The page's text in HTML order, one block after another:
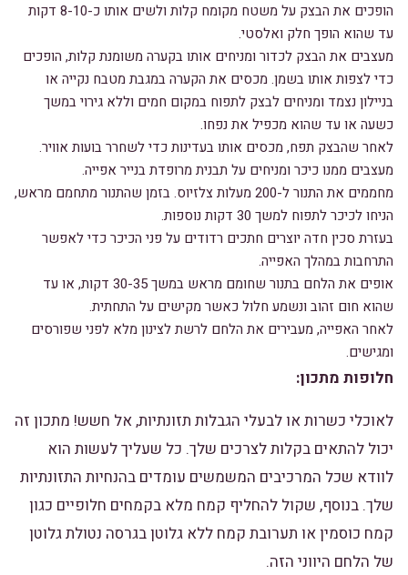
הופכים את הבצק על משטח מקומח קלות ולשים אותו כ-8-10 דקות
עד שהוא הופך חלק ואלסטי.
מעצבים את הבצק לכדור ומניחים אותו בקערה משומנת קלות, הופכים
כדי לצפות אותו בשמן. מכסים את הקערה במגבת מטבח נקייה או
בניילון נצמד ומניחים לבצק לתפוח במקום חמים וללא גירוי במשך
כשעה או עד שהוא מכפיל את נפחו.
לאחר שהבצק תפח, מכסים אותו בעדינות כדי לשחרר בועות אוויר.
מעצבים ממנו כיכר ומניחים על תבנית מרופדת בנייר אפייה.
מחממים את התנור ל-200 מעלות צלזיוס. בזמן שהתנור מתחמם מראש,
הניחו לכיכר לתפוח למשך 30 דקות נוספות.
בעזרת סכין חדה יוצרים חתכים רדודים על פני הכיכר כדי לאפשר
התרחבות במהלך האפייה.
אופים את הלחם בתנור שחומם מראש במשך 30-35 דקות, או עד
שהוא חום זהוב ונשמע חלול כאשר מקישים על התחתית.
לאחר האפייה, מעבירים את הלחם לרשת לצינון מלא לפני שפורסים
ומגישים.
חלופות מתכון:
לאוכלי כשרות או לבעלי הגבלות תזונתיות, אל חשש! מתכון זה
יכול להתאים בקלות לצרכים שלך. כל שעליך לעשות הוא
לוודא שכל המרכיבים המשמשים עומדים בהנחיות התזונתיות
שלך. בנוסף, שקול להחליף קמח מלא בקמחים חלופיים כגון
קמח כוסמין או תערובת קמח ללא גלוטן בגרסה נטולת גלוטן
של הלחם היווני הזה.